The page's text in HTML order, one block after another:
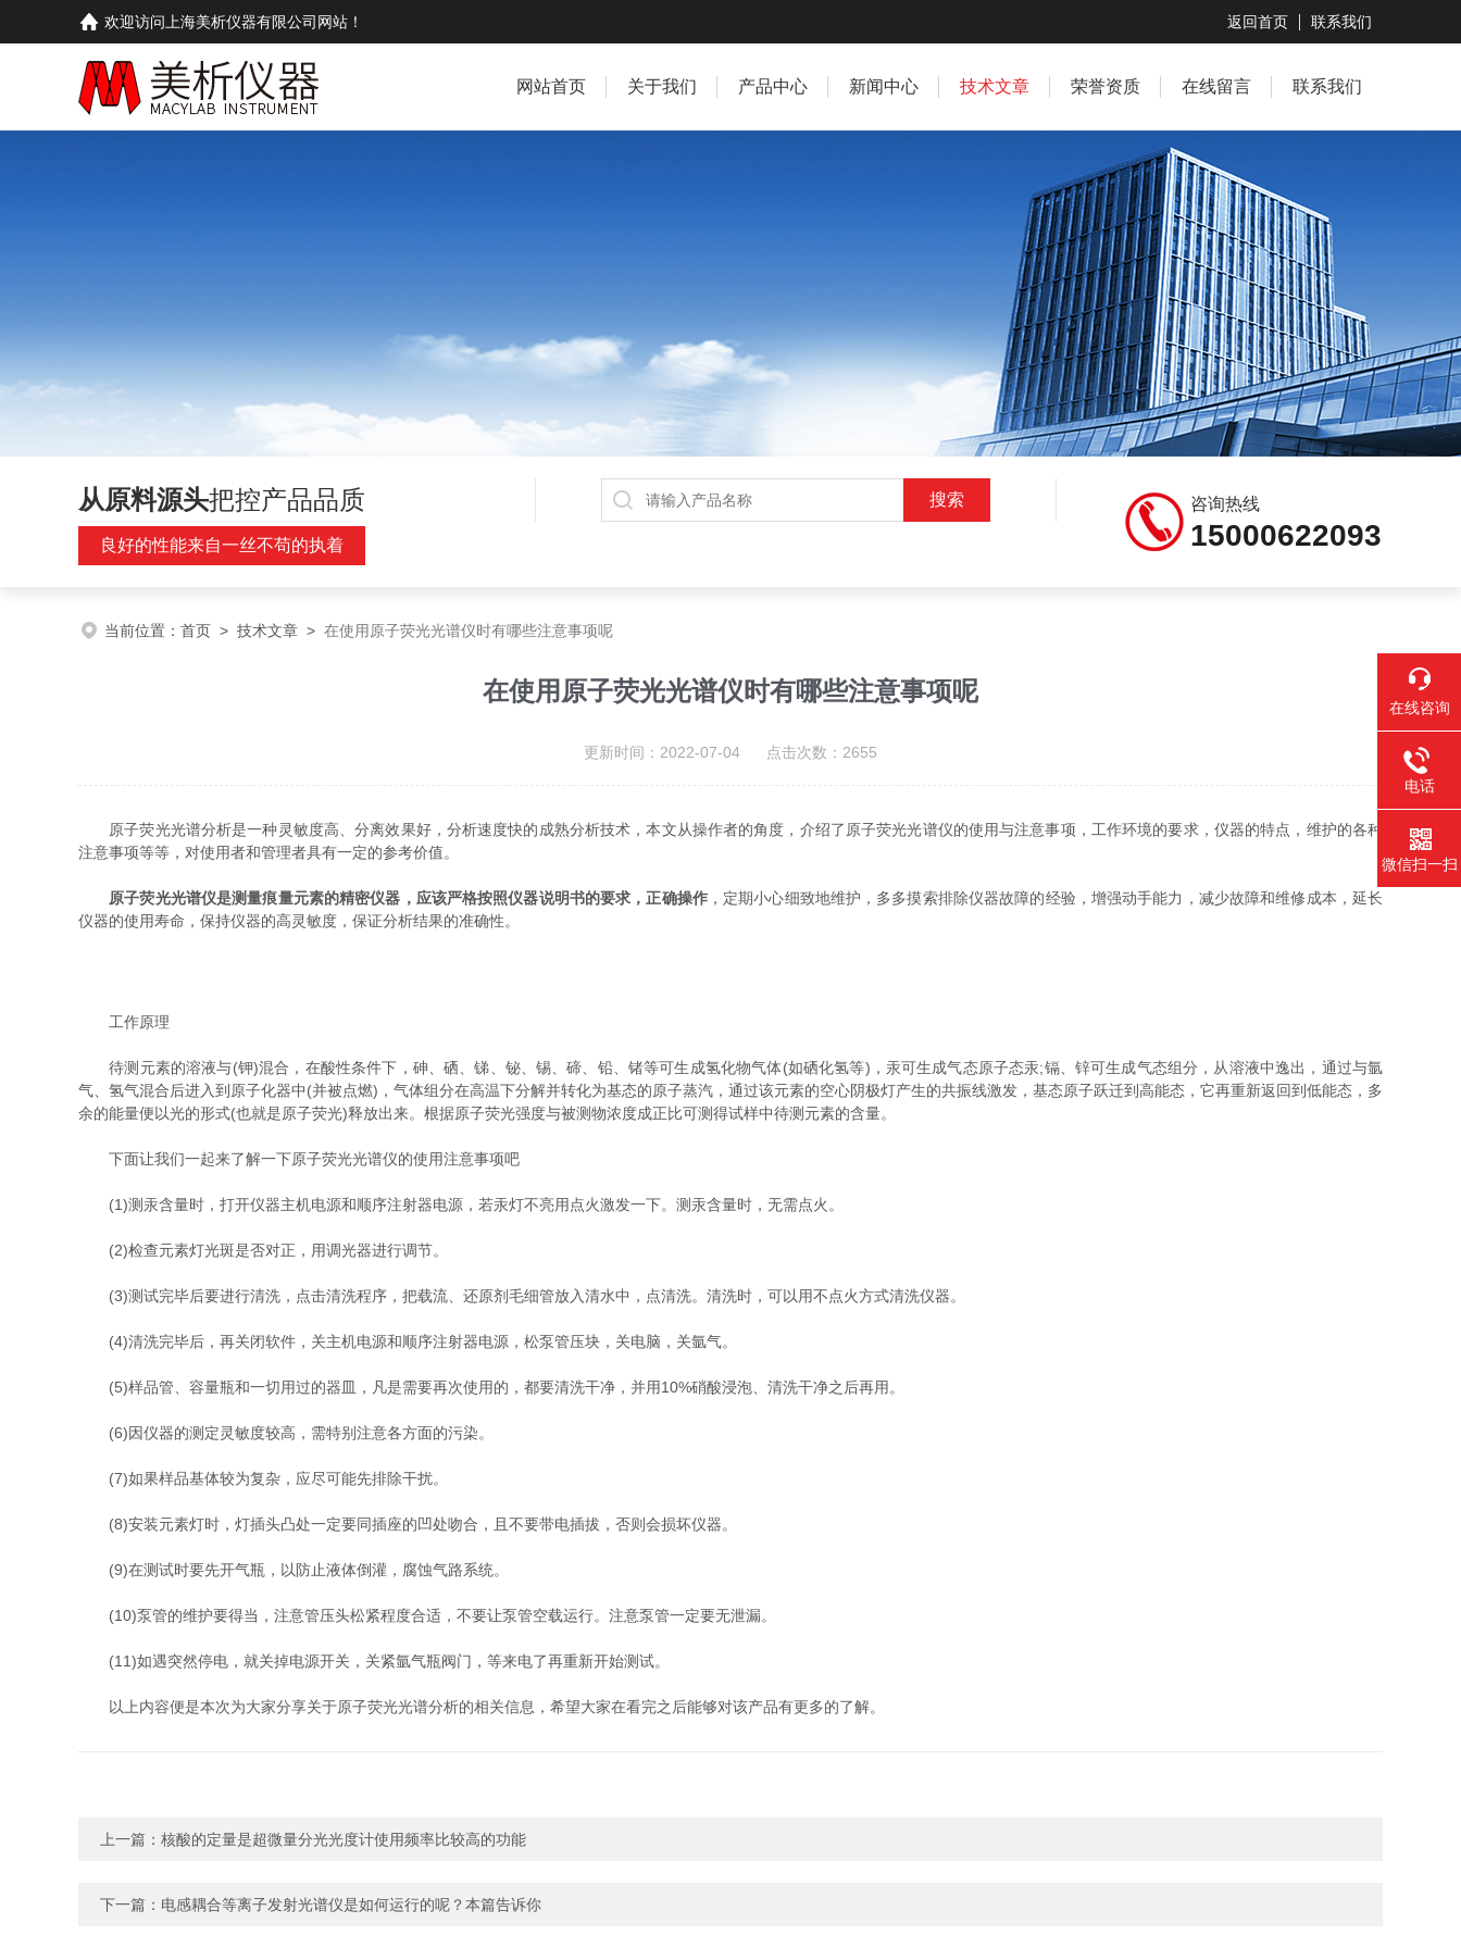
欢迎访问上海美析仪器有限公司网站！ 返回首页 联系我们
网站首页 关于我们 产品中心 新闻中心 技术文章 荣誉资质 在线留言 联系我们
从原料源头把控产品品质
良好的性能来自一丝不苟的执着
咨询热线
15000622093
当前位置： 首页 > 技术文章 > 在使用原子荧光光谱仪时有哪些注意事项呢
在使用原子荧光光谱仪时有哪些注意事项呢
更新时间：2022-07-04 点击次数：2655
原子荧光光谱分析是一种灵敏度高、分离效果好，分析速度快的成熟分析技术，本文从操作者的角度，介绍了原子荧光光谱仪的使用与注意事项，工作环境的要求，仪器的特点，维护的各种
注意事项等等，对使用者和管理者具有一定的参考价值。
原子荧光光谱仪是测量痕量元素的精密仪器，应该严格按照仪器说明书的要求，正确操作，定期小心细致地维护，多多摸索排除仪器故障的经验，增强动手能力，减少故障和维修成本，延长
仪器的使用寿命，保持仪器的高灵敏度，保证分析结果的准确性。
工作原理
待测元素的溶液与(钾)混合，在酸性条件下，砷、硒、锑、铋、锡、碲、铅、锗等可生成氢化物气体(如硒化氢等)，汞可生成气态原子态汞;镉、锌可生成气态组分，从溶液中逸出，通过与氩
气、氢气混合后进入到原子化器中(并被点燃)，气体组分在高温下分解并转化为基态的原子蒸汽，通过该元素的空心阴极灯产生的共振线激发，基态原子跃迁到高能态，它再重新返回到低能态，多
余的能量便以光的形式(也就是原子荧光)释放出来。根据原子荧光强度与被测物浓度成正比可测得试样中待测元素的含量。
下面让我们一起来了解一下原子荧光光谱仪的使用注意事项吧
(1)测汞含量时，打开仪器主机电源和顺序注射器电源，若汞灯不亮用点火激发一下。测汞含量时，无需点火。
(2)检查元素灯光斑是否对正，用调光器进行调节。
(3)测试完毕后要进行清洗，点击清洗程序，把载流、还原剂毛细管放入清水中，点清洗。清洗时，可以用不点火方式清洗仪器。
(4)清洗完毕后，再关闭软件，关主机电源和顺序注射器电源，松泵管压块，关电脑，关氩气。
(5)样品管、容量瓶和一切用过的器皿，凡是需要再次使用的，都要清洗干净，并用10%硝酸浸泡、清洗干净之后再用。
(6)因仪器的测定灵敏度较高，需特别注意各方面的污染。
(7)如果样品基体较为复杂，应尽可能先排除干扰。
(8)安装元素灯时，灯插头凸处一定要同插座的凹处吻合，且不要带电插拔，否则会损坏仪器。
(9)在测试时要先开气瓶，以防止液体倒灌，腐蚀气路系统。
(10)泵管的维护要得当，注意管压头松紧程度合适，不要让泵管空载运行。注意泵管一定要无泄漏。
(11)如遇突然停电，就关掉电源开关，关紧氩气瓶阀门，等来电了再重新开始测试。
以上内容便是本次为大家分享关于原子荧光光谱分析的相关信息，希望大家在看完之后能够对该产品有更多的了解。
上一篇： 核酸的定量是超微量分光光度计使用频率比较高的功能
下一篇： 电感耦合等离子发射光谱仪是如何运行的呢？本篇告诉你
在线咨询
电话
微信扫一扫